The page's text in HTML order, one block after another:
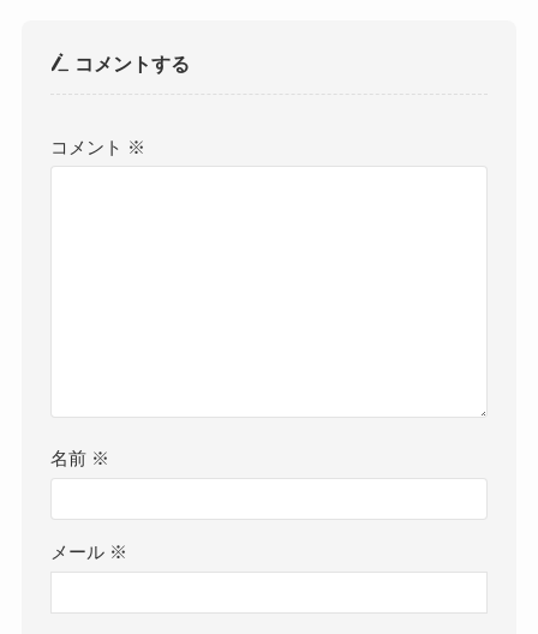
コメントする
コメント ※
名前 ※
メール ※